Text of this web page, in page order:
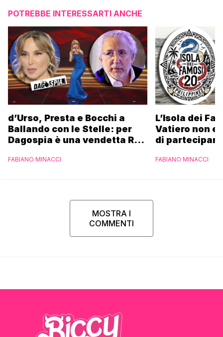
POTREBBE INTERESSARTI ANCHE
d’Urso, Presta e Bocchi a
Ballando con le Stelle: per
Dagospia è una vendetta Rai
FABIANO MINACCI
L’Isola dei
Vatiero non
di
FABIANO MINACCI
MOSTRA I
COMMENTI